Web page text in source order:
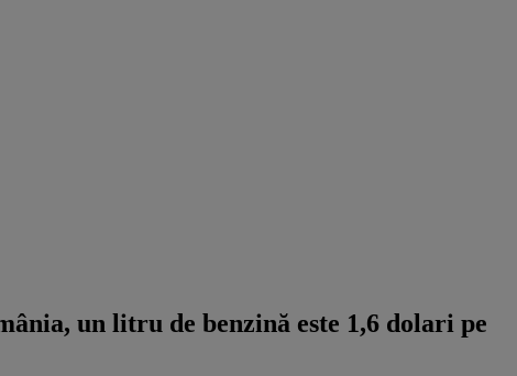
un litru de benzină este 1,6 dolari pe